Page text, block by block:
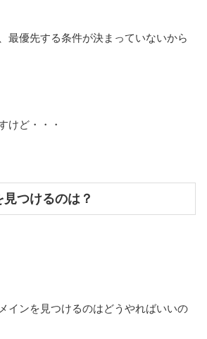
最優先する条件が決まっていないから
けど・・・
つけるのは？
インを見つけるのはどうやればいいの